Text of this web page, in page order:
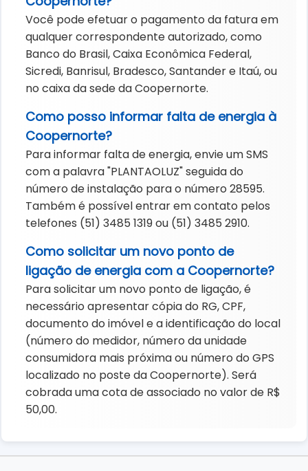
Você pode efetuar o pagamento da fatura em
qualquer correspondente autorizado, como
Banco do Brasil, Caixa Econômica Federal,
Sicredi, Banrisul, Bradesco, Santander e Itaú, ou
no caixa da sede da Coopernorte.
Como posso informar falta de energia à
Coopernorte?
Para informar falta de energia, envie um SMS
com a palavra "PLANTAOLUZ" seguida do
número de instalação para o número 28595.
Também é possível entrar em contato pelos
telefones (51) 3485 1319 ou (51) 3485 2910.
Como solicitar um novo ponto de
ligação de energia com a Coopernorte?
Para solicitar um novo ponto de ligação, é
necessário apresentar cópia do RG, CPF,
documento do imóvel e a identificação do local
(número do medidor, número da unidade
consumidora mais próxima ou número do GPS
localizado no poste da Coopernorte). Será
cobrada uma cota de associado no valor de R$
50,00.